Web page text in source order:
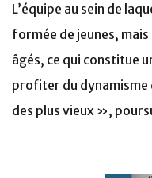
L’équipe au sein de
formée de jeunes,
âgés, ce qui constitue
profiter du dynamisme
des plus vieux »,